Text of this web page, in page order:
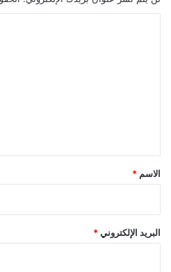
*
الاسم *
البريد الإلكتروني *